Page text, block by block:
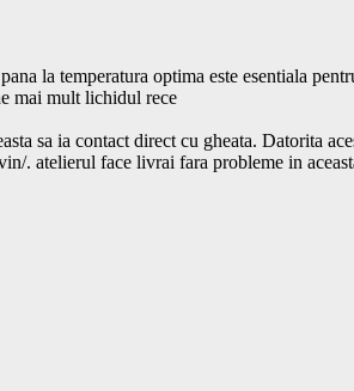
la temperatura optima este esentiala
mai mult lichidul rece
sa ia contact direct cu gheata. Datorita